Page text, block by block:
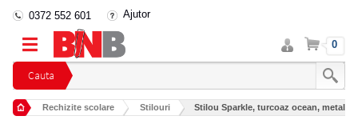
Cauta
0372 552 601 Ajutor
Intra
in
cont
Cos 0
Rechizite scolare Stilouri Stilou Sparkle, turcoaz ocean, metalic